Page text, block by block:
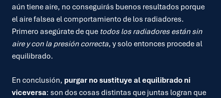
aún tiene aire, no conseguirás buenos resultados porque
el aire falsea el comportamiento de los radiadores.
Primero asegúrate de que todos los radiadores están sin
aire y con la presión correcta, y solo entonces procede al
equilibrado.
En conclusión, purgar no sustituye al equilibrado ni
viceversa: son dos cosas distintas que juntas logran que